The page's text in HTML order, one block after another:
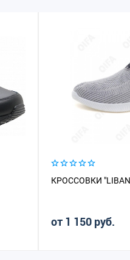
КРОССОВКИ
от 1 150 руб.